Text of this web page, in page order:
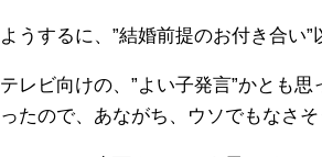
ようするに、”結婚前提のお付き合い
テレビ向けの、”よい子発言”かとも
ったので、あながち、ウソでもなさそ